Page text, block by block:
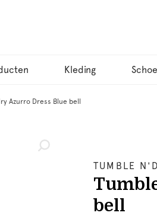
Kleding
Azurro Dress Blue bell
TUMBLE
bell